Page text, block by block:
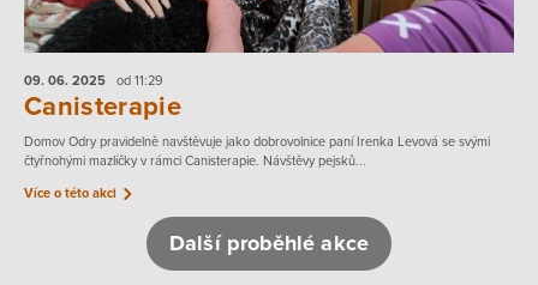
09. 06. 2025 od 11:29
Canisterapie
Domov Odry pravidelně navštěvuje jako dobrovolnice paní Irenka Levová se svými
čtyřnohými mazlíčky v rámci Canisterapie. Návštěvy pejsků...
Více o této akci
Další proběhlé akce